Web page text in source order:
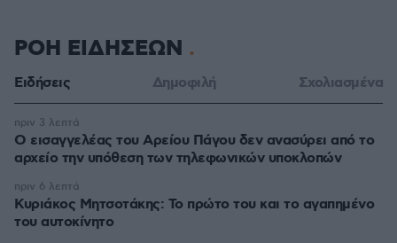
ΡΟΗ ΕΙΔΗΣΕΩΝ
Ειδήσεις Δημοφιλή Σχολιασμένα
Ο εισαγγελέας του Αρείου Πάγου δεν ανασύρει από το
αρχείο την υπόθεση των τηλεφωνικών υποκλοπών
πριν 3 λεπτά
Κυριάκος Μητσοτάκης: Το πρώτο του και το αγαπημένο
του αυτοκίνητο
πριν 6 λεπτά